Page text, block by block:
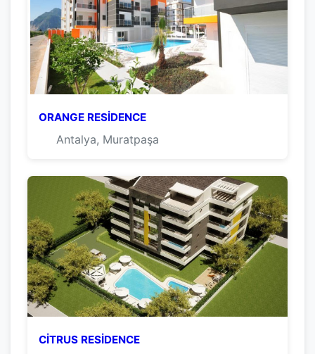
ORANGE RESİDENCE
Antalya, Muratpaşa
CİTRUS RESİDENCE